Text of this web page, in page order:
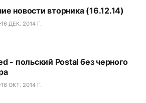
новости вторника (16.12.14)
16 ДЕК. 2014 Г.
- польский Postal без черного
16 ОКТ. 2014 Г.